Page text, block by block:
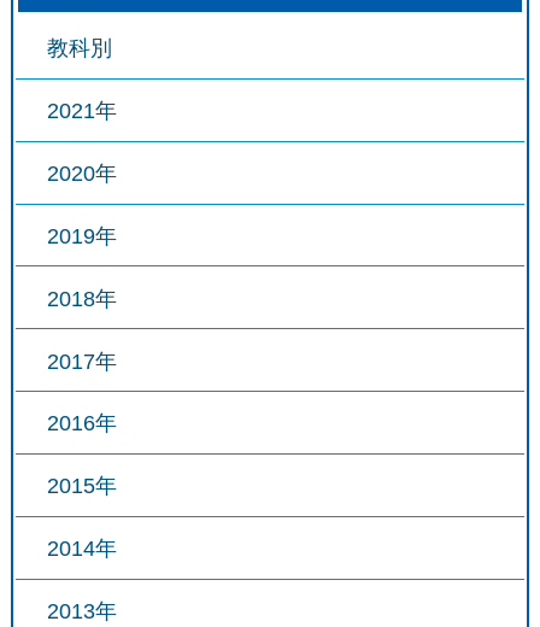
教科別
2021年
2020年
2019年
2018年
2017年
2016年
2015年
2014年
2013年